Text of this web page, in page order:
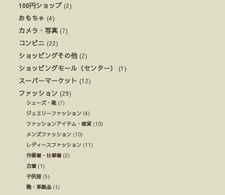
100円ショップ (2)
おもちゃ (4)
カメラ・写真 (7)
コンビニ (22)
ショッピングその他 (2)
ショッピングモール（センター）
(1)
スーパーマーケット (12)
ファッション (29)
シューズ・靴(7)
ジュエリーファッション (4)
ファッションアイテム・雑貨 (10)
メンズファッション (10)
レディースファッション (11)
作業着・仕事着 (2)
古着 (1)
子供服 (5)
鞄・革製品 (1)